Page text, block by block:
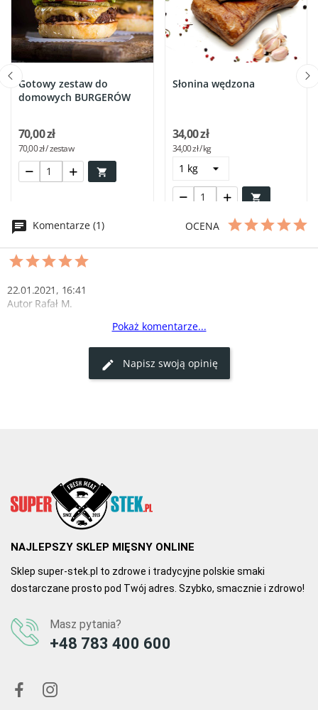
Gotowy zestaw do
domowych BURGERÓW

70,00 zł
70,00 zł / zestaw
Słonina wędzona

34,00 zł
34,00 zł / kg
Komentarze (1) OCENA
22.01.2021, 16:41
Autor Rafał M.
Klasyka w nowoczesnym wydaniu
Makrela filety w bio sosie pomidorowym to prawdziwy hit. Świeża
ryba i aromatyczny sos. Polecam każdemu miłośnikowi ryb i
Pokaż komentarze...
Napisz swoją opinię
NAJLEPSZY SKLEP MIĘSNY ONLINE
Sklep super-stek.pl to zdrowe i tradycyjne polskie smaki
dostarczane prosto pod Twój adres. Szybko, smacznie i zdrowo!
Masz pytania?
+48 783 400 600